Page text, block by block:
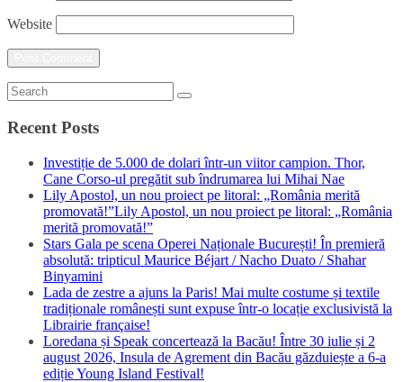
Website
Recent Posts
Investiție de 5.000 de dolari într-un viitor campion. Thor,
Cane Corso-ul pregătit sub îndrumarea lui Mihai Nae
Lily Apostol, un nou proiect pe litoral: „România merită
promovată!”Lily Apostol, un nou proiect pe litoral: „România
merită promovată!”
Stars Gala pe scena Operei Naționale București! În premieră
absolută: tripticul Maurice Béjart / Nacho Duato / Shahar
Binyamini
Lada de zestre a ajuns la Paris! Mai multe costume și textile
tradiționale românești sunt expuse într-o locație exclusivistă la
Librairie française!
Loredana și Speak concertează la Bacău! Între 30 iulie și 2
august 2026, Insula de Agrement din Bacău găzduiește a 6-a
ediție Young Island Festival!